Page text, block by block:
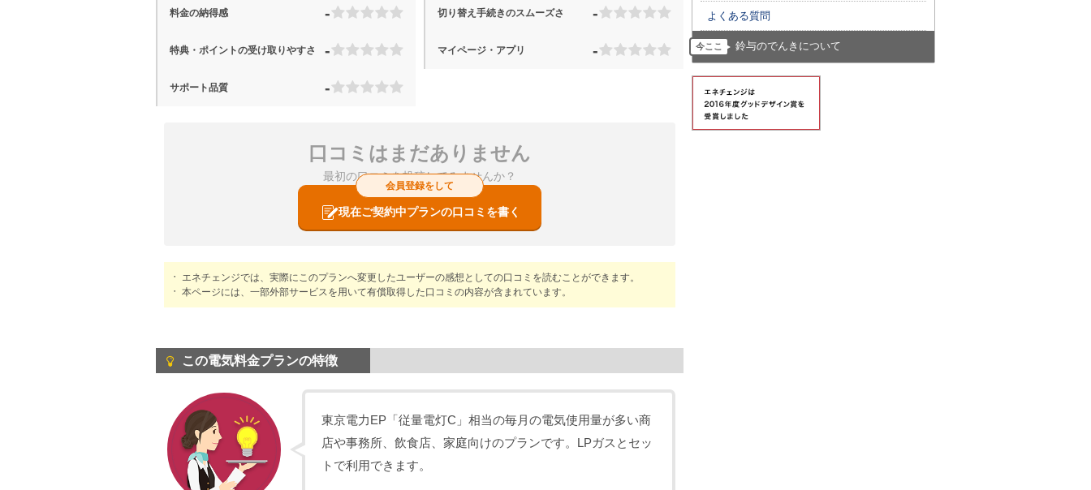
料金の納得感 - 切り替え手続きのスムーズさ -
特典・ポイントの受け取りやすさ - マイページ・アプリ -
サポート品質 -
口コミはまだありません
最初の口コミを投稿してみませんか？
会員登録をして
現在ご契約中プランの口コミを書く
エネチェンジでは、実際にこのプランへ変更したユーザーの感想としての口コミを読むことができます。
本ページには、一部外部サービスを用いて有償取得した口コミの内容が含まれています。
この電気料金プランの特徴
東京電力EP「従量電灯C」相当の毎月の電気使用量が多い商
店や事務所、飲食店、家庭向けのプランです。LPガスとセッ
トで利用できます。
よくある質問
今ここ 鈴与のでんきについて